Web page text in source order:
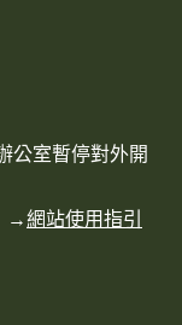
公室暫停對外開
→網站使用指引